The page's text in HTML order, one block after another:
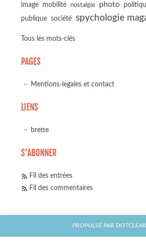
image mobilité nostalgie photo
publique
société spychologie
Tous les mots-clés
PAGES
Mentions-legales et contact
LIENS
brette
S'ABONNER
Fil des entrées
Fil des commentaires
PROPULSÉ PAR DOTCLEAR